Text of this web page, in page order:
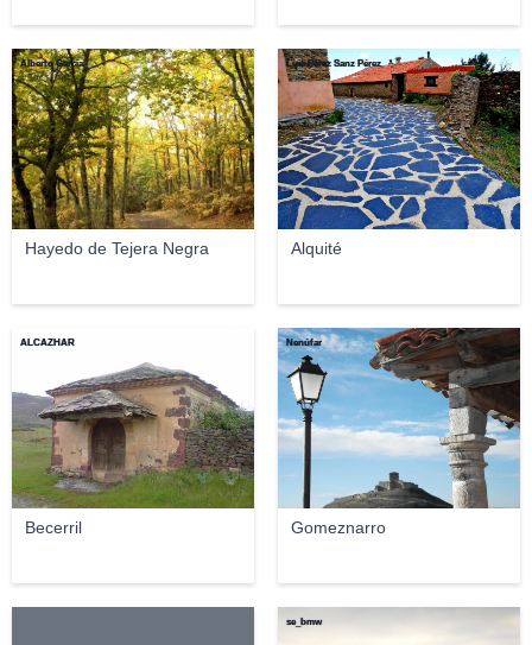
Hayedo de Tejera Negra
Alberto Garcia
Alquité
Luis Pérez Sanz Pérez
Becerril
ALCAZHAR
Gomeznarro
Nenúfar
se_bmw